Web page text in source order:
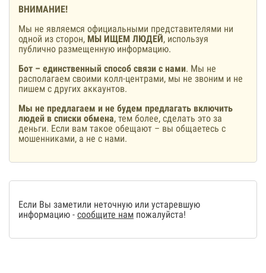
ВНИМАНИЕ!
Мы не являемся официальными представителями ни
одной из сторон, МЫ ИЩЕМ ЛЮДЕЙ, используя
публично размещенную информацию.
Бот – единственный способ связи с нами. Мы не
располагаем своими колл-центрами, мы не звоним и не
пишем с других аккаунтов.
Мы не предлагаем и не будем предлагать включить
людей в списки обмена, тем более, сделать это за
деньги. Если вам такое обещают – вы общаетесь с
мошенниками, а не с нами.
Если Вы заметили неточную или устаревшую
информацию - сообщите нам пожалуйста!